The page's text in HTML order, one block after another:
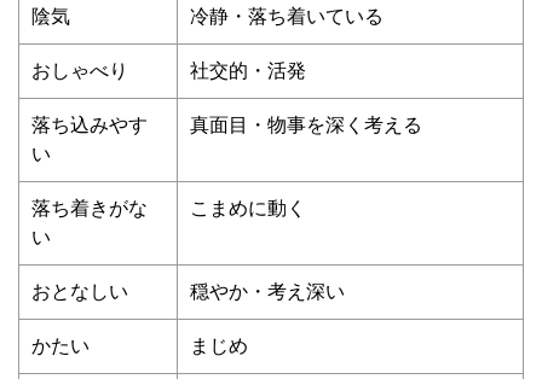
陰気 冷静・落ち着いている
おしゃべり 社交的・活発
落ち込みやす
い
真面目・物事を深く考える
落ち着きがな
い
こまめに動く
おとなしい 穏やか・考え深い
かたい まじめ